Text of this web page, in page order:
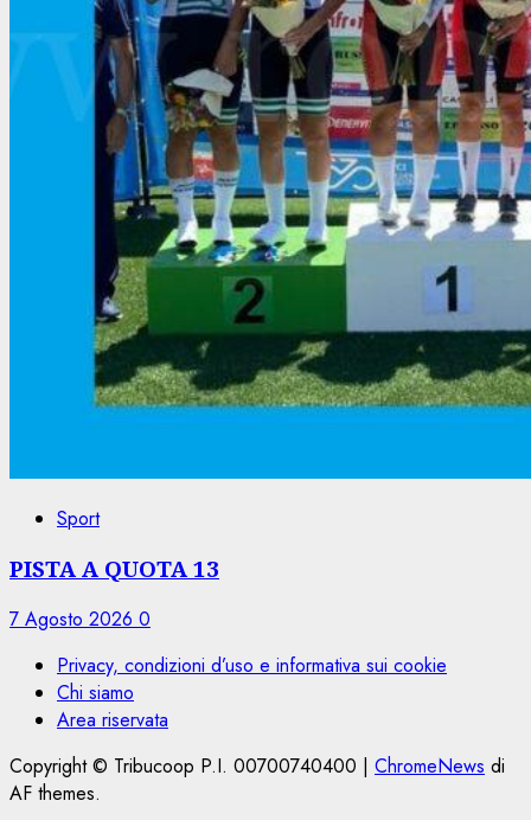
Sport
PISTA A QUOTA 13
7 Agosto 2026 0
Privacy, condizioni d’uso e informativa sui cookie
Chi siamo
Area riservata
Copyright © Tribucoop P.I. 00700740400 | ChromeNews di
AF themes.